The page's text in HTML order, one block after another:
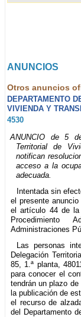
ANUNCIOS
Otros anuncios
DEPARTAMENTO
VIVIENDA Y
4530
ANUNCIO de 5
Territorial de
notifican
acceso a la
adecuada.
Intentada sin
el presente
el artículo 44 de la
Procedimiento
Administraciones
Las personas
Delegación
85, 1.ª planta,
para conocer el
tendrán un plazo
la publicación de
el recurso de
del Departamento